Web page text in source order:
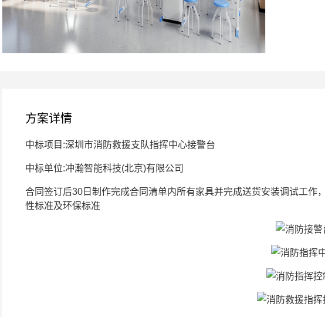
方案详情
中标项目:深圳市消防救援支队指挥中心接警台
中标单位:冲瀚智能科技(北京)有限公司
合同签订后30日制作完成合同清单内所有家具并完成送货安装调试工作
性标准及环保标准